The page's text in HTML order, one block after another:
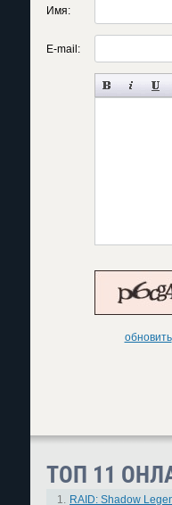
Имя:
E-mail:
обновить
ТОП 11
1. RAID: Shadow